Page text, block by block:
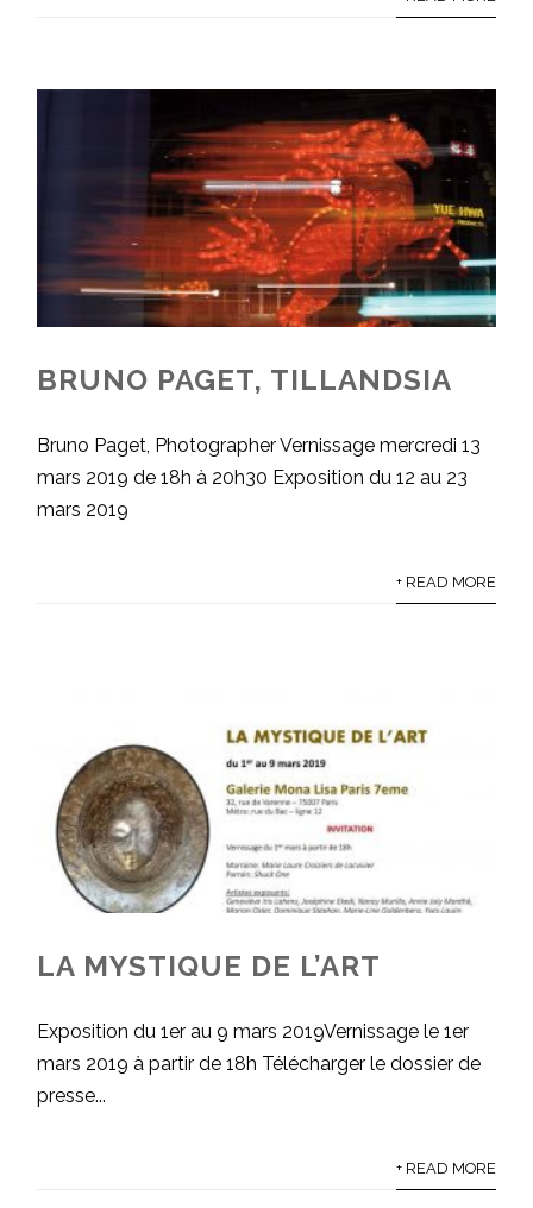
BRUNO PAGET, TILLANDSIA
Bruno Paget, Photographer Vernissage mercredi 13
mars 2019 de 18h à 20h30 Exposition du 12 au 23
mars 2019
+ READ MORE
LA MYSTIQUE DE L’ART
Exposition du 1er au 9 mars 2019Vernissage le 1er
mars 2019 à partir de 18h Télécharger le dossier de
presse...
+ READ MORE